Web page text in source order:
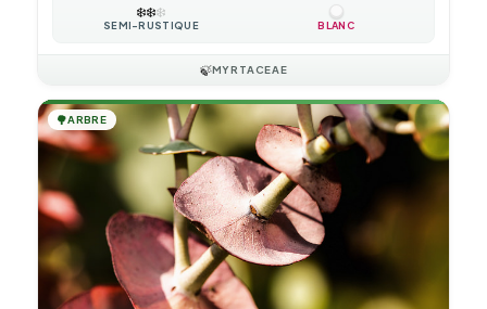
❄️❄️❄️
SEMI-RUSTIQUE BLANC
🍃MYRTACEAE
🌳ARBRE